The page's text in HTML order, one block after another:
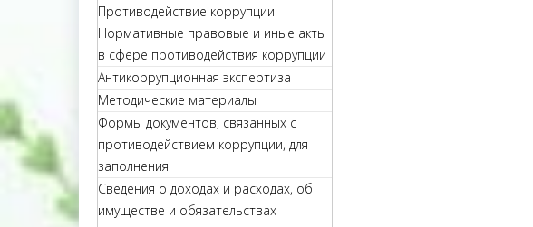
Противодействие коррупции
Нормативные правовые и иные акты
в сфере противодействия коррупции
Антикоррупционная экспертиза
Методические материалы
Формы документов, связанных с
противодействием коррупции, для
заполнения
Сведения о доходах и расходах, об
имуществе и обязательствах